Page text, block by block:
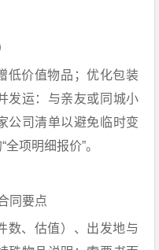
低价值物品；优化包装
发运：与亲友或同城小
公司清单以避免临时变
项明细报价”。
同要点
数、估值）、出发地与